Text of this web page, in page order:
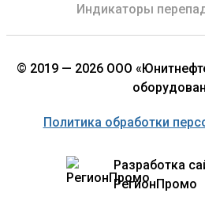
Индикаторы
© 2019 — 2026 ООО
Политика обработки
Разработка
РегионПромо